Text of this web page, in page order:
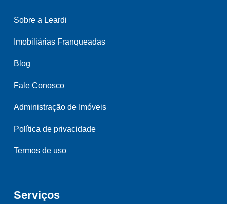
Sobre a Leardi
Imobiliárias Franqueadas
Blog
Fale Conosco
Administração de Imóveis
Política de privacidade
Termos de uso
Serviços